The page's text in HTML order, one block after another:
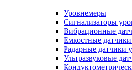
Уровнемеры
Сигнализаторы
Вибрационные
Емкостные
Радарные датчики
Ультразвуковые